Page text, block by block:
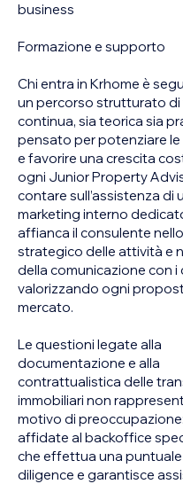
business
Formazione e supporto
Chi entra in Krhome è
un percorso strutturato
continua, sia teorica sia
pensato per potenziare
e favorire una crescita
ogni Junior Property
contare sull’assistenza di
marketing interno
affianca il consulente
strategico delle attività e
della comunicazione con i
valorizzando ogni
mercato.
Le questioni legate alla
documentazione e alla
contrattualistica delle
immobiliari non
motivo di
affidate al backoffice
che effettua una
diligence e garantisce